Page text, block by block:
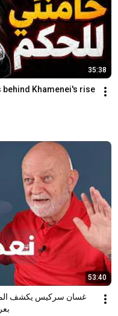
35:38
behind Khamenei's rise
53:40